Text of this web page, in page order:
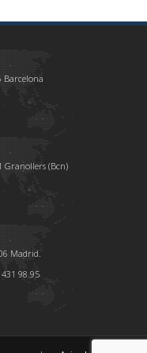
Barcelona
Granollers (Bcn)
Madrid.
98 95